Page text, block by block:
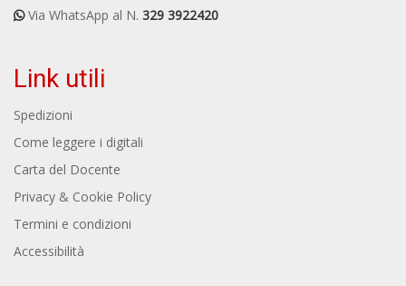
Via WhatsApp al N. 329 3922420
Link utili
Spedizioni
Come leggere i digitali
Carta del Docente
Privacy & Cookie Policy
Termini e condizioni
Accessibilità